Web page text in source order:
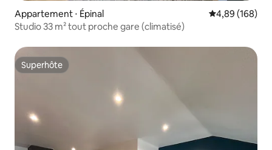
Appartement ⋅ Épinal Évaluation
4,89 (168)
Studio 33 m² tout proche gare (climatisé)
Superhôte
Superhôte